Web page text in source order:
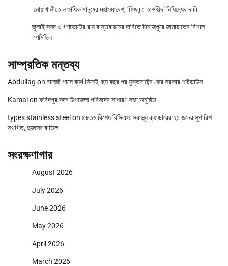
নোয়াখালীতে লক্ষাধিক মানুষের মহাসমাবেশ, ‘হিজবুত তাওহীদ’ নিষিদ্ধের দাবি
জুলাই সনদ ও গণভোটের রায় বাস্তবায়নের দাবিতে দিনাজপুরে জামায়াতের বিশাল
গণমিছিল
সাম্প্রতিক মন্তব্য
Abdullag on বাজেট পাসে ব্যর্থ সিনেট, ছয় বছর পর যুক্তরাষ্ট্রে ফের সরকার শাটডাউন
Kamal on ফরিদপুর সদর উপজেলা পরিষদের সাধারণ সভা অনুষ্ঠিত
types stainless steel on ৪৮তম বিশেষ বিসিএস: স্বাস্থ্য ক্যাডারের ২১ জনের সুপারিশ
স্থগিত, দুজনের বাতিল
সংরক্ষণাগার
August 2026
July 2026
June 2026
May 2026
April 2026
March 2026